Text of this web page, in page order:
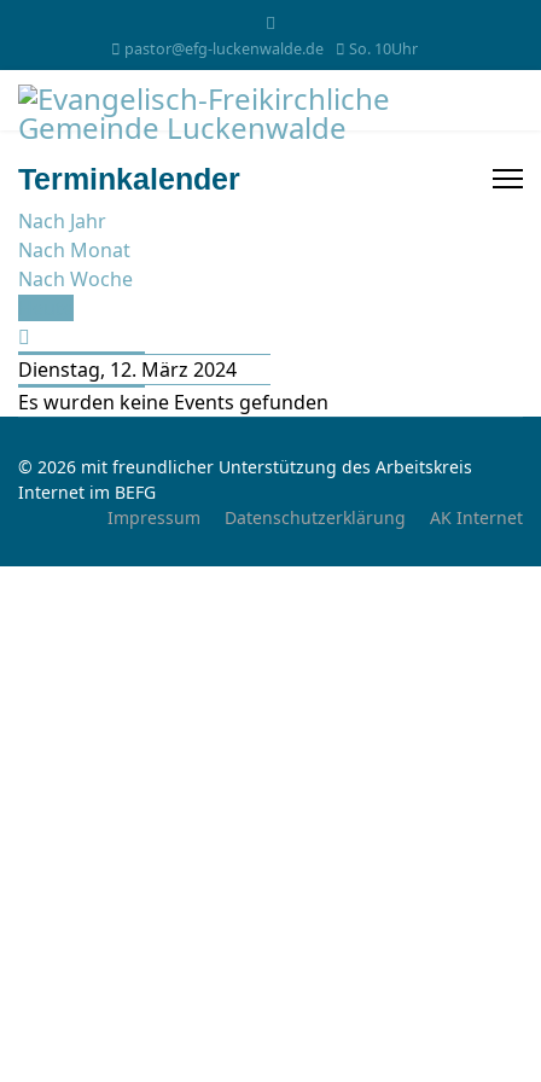
pastor@efg-luckenwalde.de So. 10Uhr
Terminkalender
Nach Jahr
Nach Monat
Nach Woche
Dienstag, 12. März 2024
Es wurden keine Events gefunden
© 2026 mit freundlicher Unterstützung des Arbeitskreis
Internet im BEFG
Impressum
Datenschutzerklärung AK Internet